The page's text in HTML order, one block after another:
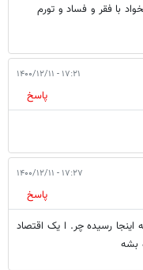
با فقر و فساد و تورم
۱۷:۲۱ - ۱۴۰۰/۱۲/۱۱
پاسخ
۱۷:۲۷ - ۱۴۰۰/۱۲/۱۱
پاسخ
اینجا رسیده ‌‌چر. ا یک اقتصاد
بشه